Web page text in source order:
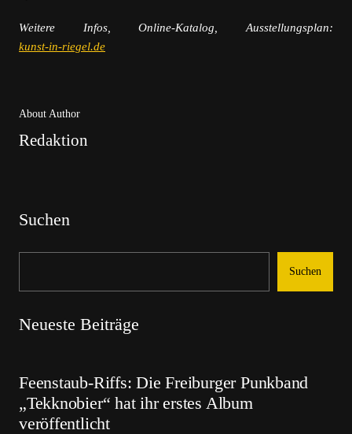
Weitere Infos, Online-Katalog, Ausstellungsplan:
kunst-in-riegel.de
About Author
Redaktion
Suchen
Suchen
Neueste Beiträge
Feenstaub-Riffs: Die Freiburger Punkband
„Tekknobier“ hat ihr erstes Album
veröffentlicht